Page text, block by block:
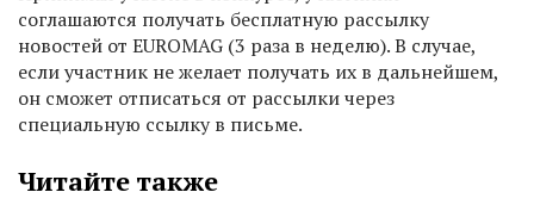
соглашаются получать бесплатную рассылку
новостей от EUROMAG (3 раза в неделю). В случае,
если участник не желает получать их в дальнейшем,
он сможет отписаться от рассылки через
специальную ссылку в письме.
Читайте также